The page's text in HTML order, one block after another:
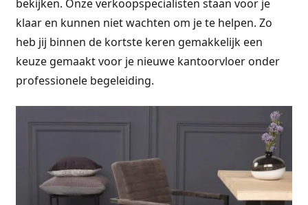
bekijken. Onze verkoopspecialisten staan voor je
klaar en kunnen niet wachten om je te helpen. Zo
heb jij binnen de kortste keren gemakkelijk een
keuze gemaakt voor je nieuwe kantoorvloer onder
professionele begeleiding.